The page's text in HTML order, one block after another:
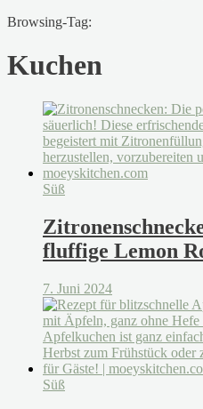
Browsing-Tag:
Kuchen
Süß
fluffige Lemon
7. Juni 2024
Süß